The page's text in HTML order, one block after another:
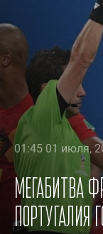
01:45 01 июля,
Мегабитва
Португалия